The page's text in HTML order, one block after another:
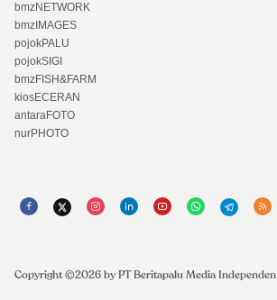
bmzNETWORK
bmzIMAGES
pojokPALU
pojokSIGI
bmzFISH&FARM
kiosECERAN
antaraFOTO
nurPHOTO
Copyright ©2026 by PT Beritapalu Media Independen